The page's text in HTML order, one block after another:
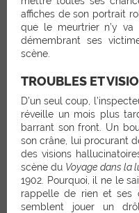
affiches de son portrait
que le meurtrier n’y
démembrant ses
scène.
TROUBLES ET
D’un seul coup,
réveille un mois plus
barrant son front. Un
son crâne, lui procurant
des visions
scène du Voyage dans la
1902. Pourquoi, il ne le
rappelle de rien et ses
semblent jouer un